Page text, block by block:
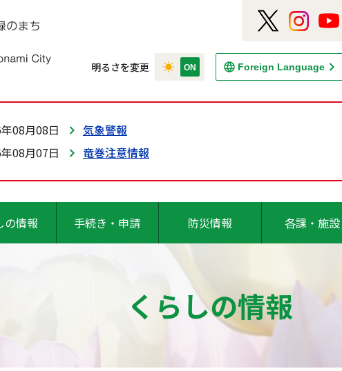
明るさを変更 Foreign Language
08月08日
気象警報
08月07日
竜巻注意情報
の情報 手続き・申請 防災情報 各課・施設
くらしの情報